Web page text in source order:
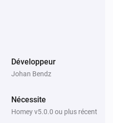
Développeur
Johan Bendz
Nécessite
Homey v5.0.0 ou plus récent